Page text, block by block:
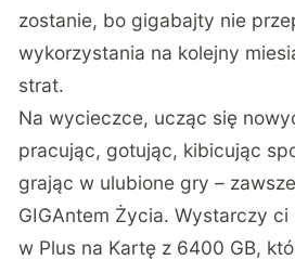
zostanie, bo gigabajty nie
wykorzystania na kolejny
strat.
Na wycieczce, ucząc się
pracując, gotując, kibicując
grając w ulubione gry –
GIGAntem Życia. Wystarczy
w Plus na Kartę z 6400 GB,